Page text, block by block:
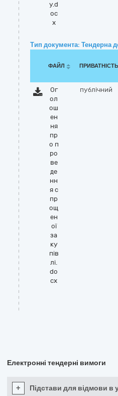
у.d
oc
x
Тип документа: Тендерна
ФАЙЛ ПРИВАТНІСТЬ
Ог
ол
ош
ен
ня
пр
о п
ро
ве
де
нн
я с
пр
ощ
ен
ої
за
ку
пів
лі.
do
cx
публічний
Електронні тендерні вимоги
+ Підстави для відмови в